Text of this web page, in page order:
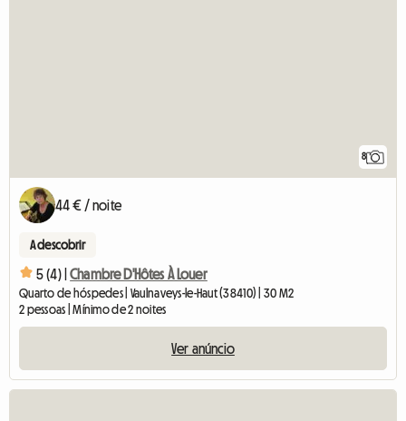
8
44 € / noite
A descobrir
5 (4) | Chambre D'Hôtes À Louer
Quarto de hóspedes | Vaulnaveys-le-Haut (38410) | 30 M2
2 pessoas | Mínimo de 2 noites
Ver anúncio